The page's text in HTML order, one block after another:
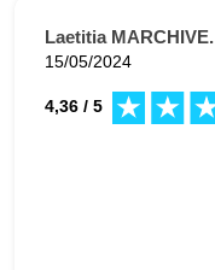
Laetitia MARCHIVE.
15/05/2024
4,36 / 5